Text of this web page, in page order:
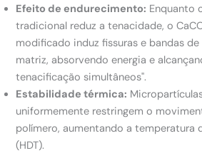
Efeito de endurecimento: Enquanto
tradicional reduz a tenacidade, o
modificado induz fissuras e bandas
matriz, absorvendo energia e
tenacificação simultâneos".
Estabilidade térmica:
uniformemente restringem o
polímero, aumentando a temperatura
(HDT).